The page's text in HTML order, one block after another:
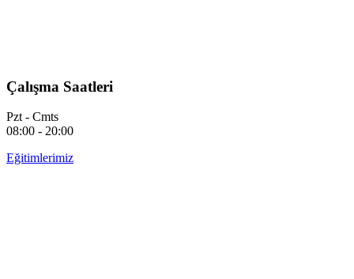
Çalışma Saatleri
Pzt - Cmts
08:00 - 20:00
Eğitimlerimiz